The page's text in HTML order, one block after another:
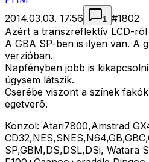
2014.03.03. 17:56
1 #1802
Azért a transzreflektív LCD-
A GBA SP-ben is ilyen van. A
verzióban.
Napfényben jobb is
úgysem látszik.
Cserébe viszont a színek
egetverõ.
Konzol: Atari7800,Amstrad
SP,GBM,DS,DSL,DSi, Watara